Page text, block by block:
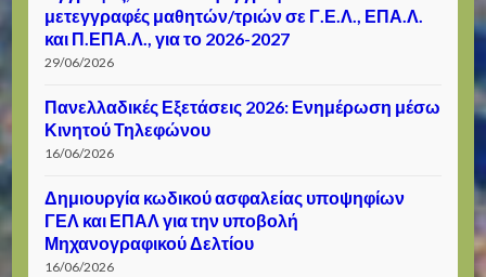
μετεγγραφές μαθητών/τριών σε Γ.Ε.Λ., ΕΠΑ.Λ.
και Π.ΕΠΑ.Λ., για το 2026-2027
29/06/2026
Πανελλαδικές Εξετάσεις 2026: Ενημέρωση μέσω
Κινητού Τηλεφώνου
16/06/2026
Δημιουργία κωδικού ασφαλείας υποψηφίων
ΓΕΛ και ΕΠΑΛ για την υποβολή
Μηχανογραφικού Δελτίου
16/06/2026